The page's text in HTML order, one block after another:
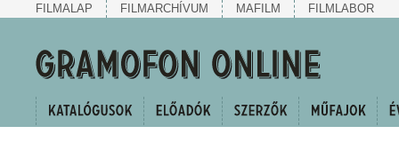
FILMALAP FILMARCHÍVUM MAFILM FILMLABOR